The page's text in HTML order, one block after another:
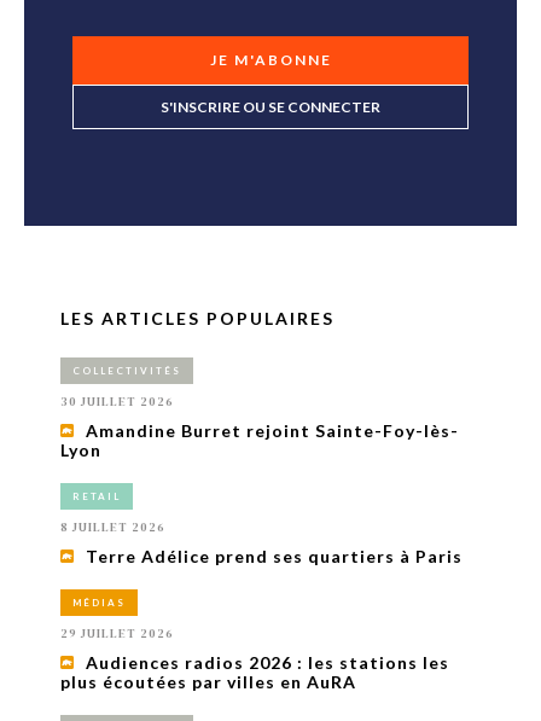
JE M'ABONNE
S'INSCRIRE OU SE CONNECTER
LES ARTICLES POPULAIRES
COLLECTIVITÉS
30 JUILLET 2026
Amandine Burret rejoint Sainte-Foy-lès-
Lyon
RETAIL
8 JUILLET 2026
Terre Adélice prend ses quartiers à Paris
MÉDIAS
29 JUILLET 2026
Audiences radios 2026 : les stations les
plus écoutées par villes en AuRA